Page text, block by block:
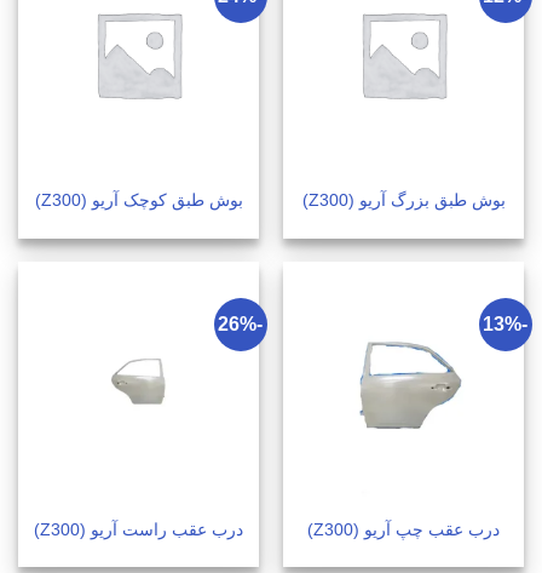
بوش طبق بزرگ آریو (Z300) بوش طبق کوچک آریو (Z300)
-13%
درب عقب چپ آریو (Z300)
-26%
درب عقب راست آریو (Z300)